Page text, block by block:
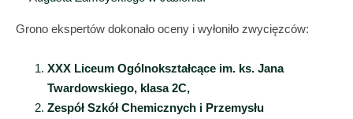
Grono ekspertów dokonało oceny i wyłoniło zwycięzców:
XXX Liceum Ogólnokształcące im. ks. Jana
Twardowskiego, klasa 2C,
Zespół Szkół Chemicznych i Przemysłu